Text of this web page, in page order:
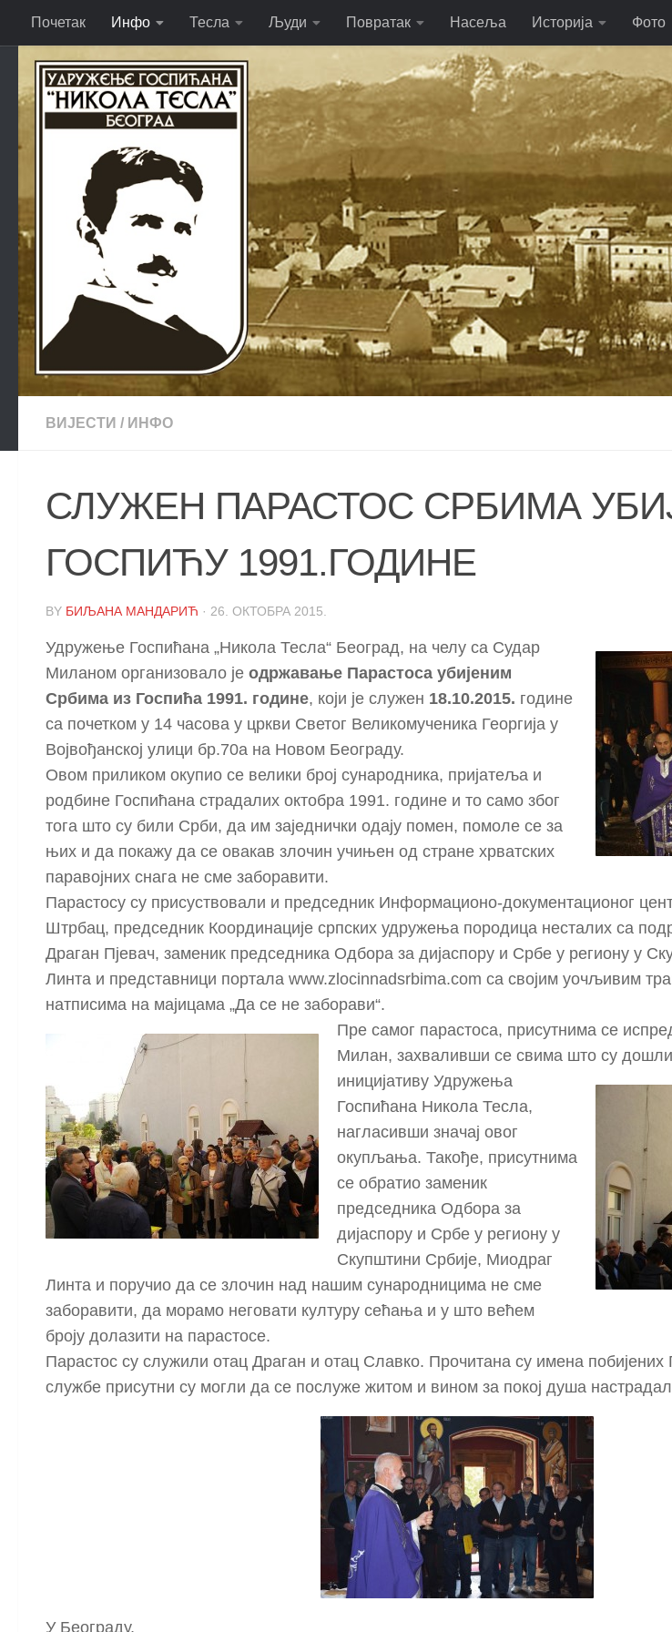
Skip to content
Почетак Инфо Тесла Људи Повратак Насеља Историја Фото
ВИЈЕСТИ / ИНФО
СЛУЖЕН ПАРАСТОС СРБИМА
ГОСПИЋУ 1991.ГОДИНЕ
BY БИЉАНА МАНДАРИЋ · 26. ОКТОБРА 2015.
Удружење Госпићана „Никола Тесла“ Београд, на челу са Судар
Миланом организовало је одржавање Парастоса убијеним
Србима из Госпића 1991. године, који је служен 18.10.2015. године
са почетком у 14 часова у цркви Светог Великомученика Георгија у
Војвођанској улици бр.70а на Новом Београду.
Овом приликом окупио се велики број сународника, пријатеља и
родбине Госпићана страдалих октобра 1991. године и то само због
тога што су били Срби, да им заједнички одају помен, помоле се за
њих и да покажу да се овакав злочин учињен од стране хрватских
паравојних снага не сме заборавити.
Парастосу су присуствовали и председник Информационо-документационог
Штрбац, председник Координације српских удружења породица несталих са
Драган Пјевач, заменик председника Одбора за дијаспору и Србе у региону у
Линта и представници портала www.zlocinnadsrbima.com са својим уочљивим
натписима на мајицама „Да се не заборави“.
Пре самог парастоса, присутнима се
Милан, захваливши се свима што су
иницијативу Удружења
Госпићана Никола Тесла,
нагласивши значај овог
окупљања. Такође, присутнима
се обратио заменик
председника Одбора за
дијаспору и Србе у региону у
Скупштини Србије, Миодраг
Линта и поручио да се злочин над нашим сународницима не сме
заборавити, да морамо неговати културу сећања и у што већем
броју долазити на парастосе.
Парастос су служили отац Драган и отац Славко. Прочитана су имена побијених
службе присутни су могли да се послуже житом и вином за покој душа
У Београду,